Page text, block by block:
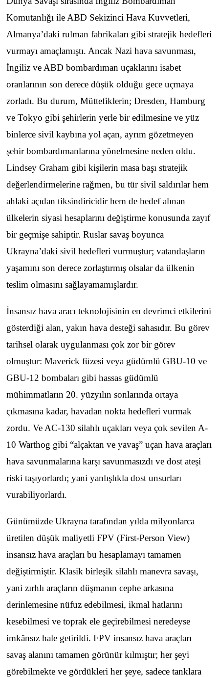
Komutanlığı ile ABD Sekizinci Hava Kuvvetleri,
Almanya’daki rulman fabrikaları gibi stratejik hedefleri
vurmayı amaçlamıştı. Ancak Nazi hava savunması,
İngiliz ve ABD bombardıman uçaklarını isabet
oranlarının son derece düşük olduğu gece uçmaya
zorladı. Bu durum, Müttefiklerin; Dresden, Hamburg
ve Tokyo gibi şehirlerin yerle bir edilmesine ve yüz
binlerce sivil kaybına yol açan, ayrım gözetmeyen
şehir bombardımanlarına yönelmesine neden oldu.
Lindsey Graham gibi kişilerin masa başı stratejik
değerlendirmelerine rağmen, bu tür sivil saldırılar hem
ahlaki açıdan tiksindiricidir hem de hedef alınan
ülkelerin siyasi hesaplarını değiştirme konusunda zayıf
bir geçmişe sahiptir. Ruslar savaş boyunca
Ukrayna’daki sivil hedefleri vurmuştur; vatandaşların
yaşamını son derece zorlaştırmış olsalar da ülkenin
teslim olmasını sağlayamamışlardır.
İnsansız hava aracı teknolojisinin en devrimci etkilerini
gösterdiği alan, yakın hava desteği sahasıdır. Bu görev
tarihsel olarak uygulanması çok zor bir görev
olmuştur: Maverick füzesi veya güdümlü GBU-10 ve
GBU-12 bombaları gibi hassas güdümlü
mühimmatların 20. yüzyılın sonlarında ortaya
çıkmasına kadar, havadan nokta hedefleri vurmak
zordu. Ve AC-130 silahlı uçakları veya çok sevilen A-
10 Warthog gibi “alçaktan ve yavaş” uçan hava araçları
hava savunmalarına karşı savunmasızdı ve dost ateşi
riski taşıyorlardı; yani yanlışlıkla dost unsurları
vurabiliyorlardı.
Günümüzde Ukrayna tarafından yılda milyonlarca
üretilen düşük maliyetli FPV (First-Person View)
insansız hava araçları bu hesaplamayı tamamen
değiştirmiştir. Klasik birleşik silahlı manevra savaşı,
yani zırhlı araçların düşmanın cephe arkasına
derinlemesine nüfuz edebilmesi, ikmal hatlarını
kesebilmesi ve toprak ele geçirebilmesi neredeyse
imkânsız hale getirildi. FPV insansız hava araçları
savaş alanını tamamen görünür kılmıştır; her şeyi
görebilmekte ve gördükleri her şeye, sadece tanklara